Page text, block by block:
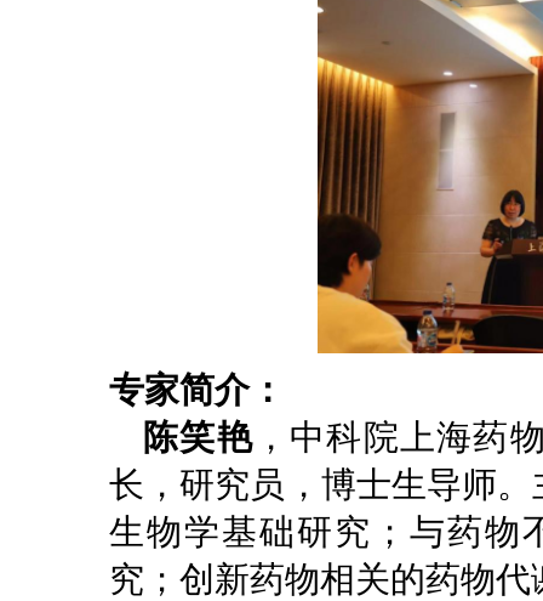
专家简介：
陈笑艳，中科院上海药
长，研究员，博士生导师
生物学基础研究；与药物
究；创新药物相关的药物